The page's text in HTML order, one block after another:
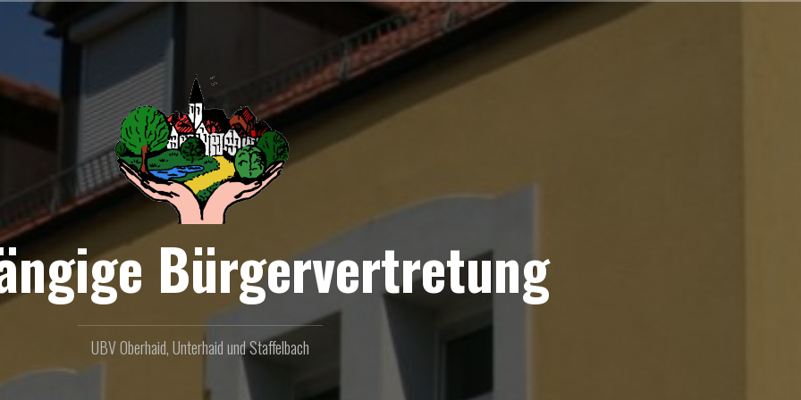
Bürgervertretung
UBV Oberhaid, Unterhaid und Staffelbach